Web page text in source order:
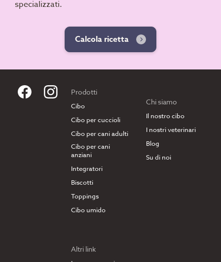
specializzati.
Calcola ricetta
Prodotti
Cibo
Cibo per cuccioli
Cibo per cani adulti
Cibo per cani
anziani
Integratori
Biscotti
Toppings
Cibo umido
Chi siamo
Il nostro cibo
I nostri veterinari
Blog
Su di noi
Altri link